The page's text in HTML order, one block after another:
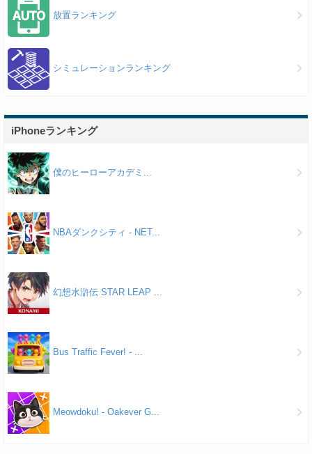
放置ランキング
シミュレーションランキング
iPhoneランキング
僕のヒーローアカデミ...
NBAダンクシティ - NET...
幻想水滸伝 STAR LEAP ...
Bus Traffic Fever! - ...
Meowdoku! - Oakever G...